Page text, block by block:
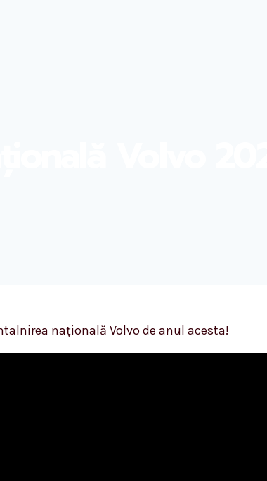
Volvo 2025
națională Volvo de anul acesta!